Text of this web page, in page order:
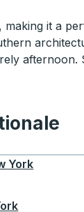
it a
afternoon.
Seattle
vers et
de
York